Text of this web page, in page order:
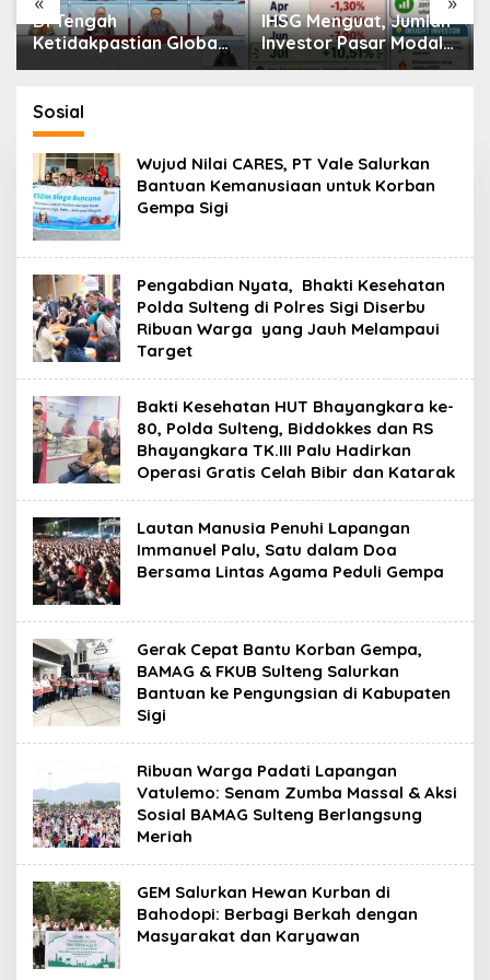
Di Tengah
Ketidakpastian Global,
OJK Pastikan
Keuangan Tetap
Terjaga
IHSG Menguat, Jumlah
Investor Pasar Modal
Tembus 30 Juta per
Sosial
Wujud Nilai CARES, PT Vale Salurkan
Bantuan Kemanusiaan untuk Korban
Gempa Sigi
Pengabdian Nyata, Bhakti Kesehatan
Polda Sulteng di Polres Sigi Diserbu
Ribuan Warga yang Jauh Melampaui
Target
Bakti Kesehatan HUT Bhayangkara ke-
80, Polda Sulteng, Biddokkes dan RS
Bhayangkara TK.III Palu Hadirkan
Operasi Gratis Celah Bibir dan Katarak
Lautan Manusia Penuhi Lapangan
Immanuel Palu, Satu dalam Doa
Bersama Lintas Agama Peduli Gempa
Gerak Cepat Bantu Korban Gempa,
BAMAG & FKUB Sulteng Salurkan
Bantuan ke Pengungsian di Kabupaten
Sigi
Ribuan Warga Padati Lapangan
Vatulemo: Senam Zumba Massal & Aksi
Sosial BAMAG Sulteng Berlangsung
Meriah
GEM Salurkan Hewan Kurban di
Bahodopi: Berbagi Berkah dengan
Masyarakat dan Karyawan